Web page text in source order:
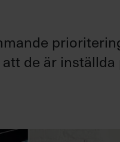
de är inställda